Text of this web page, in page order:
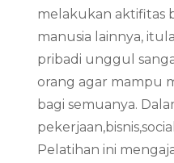
melakukan aktifitas
manusia lainnya,
pribadi unggul
orang agar mampu
bagi semuanya.
Pelatihan ini